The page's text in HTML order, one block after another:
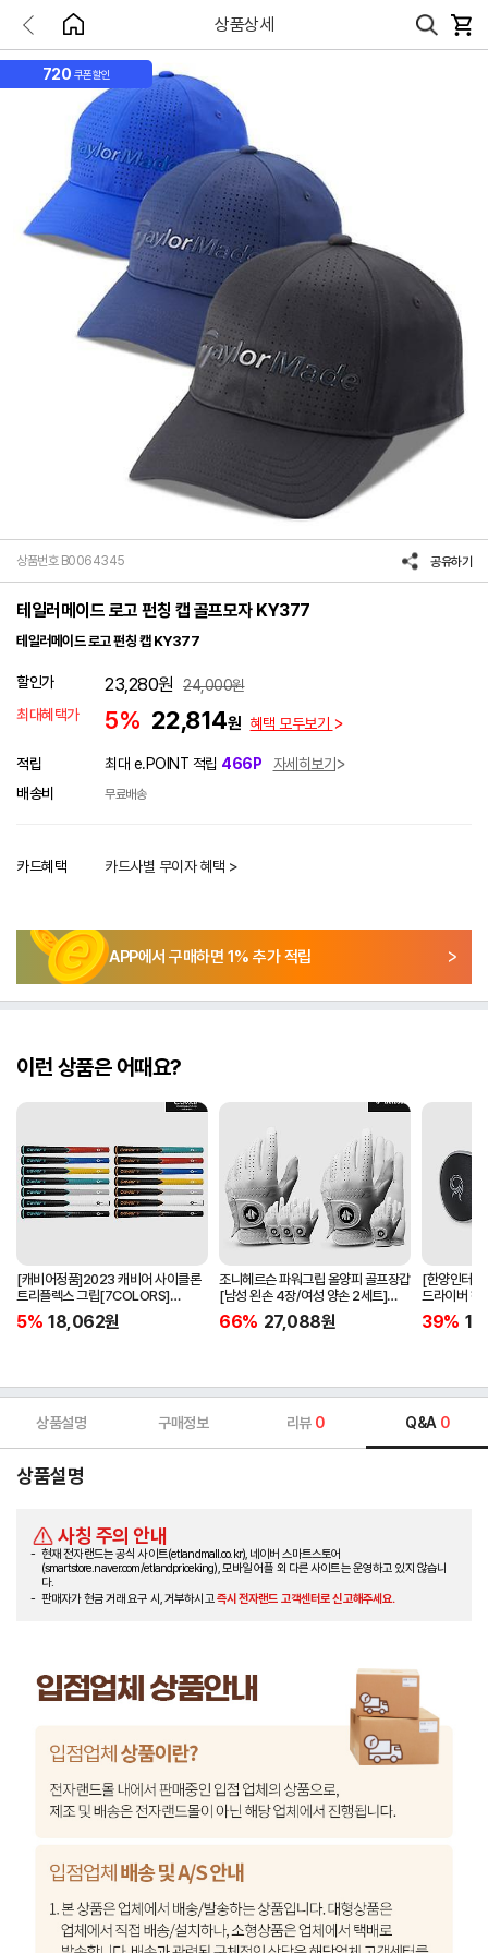
상품상세
720 쿠폰할인
상품번호 B0064345 공유하기
테일러메이드 로고 펀칭 캡 골프모자 KY377
테일러메이드 로고 펀칭 캡 KY377
할인가 23,280원 24,000원
최대혜택가
5% 22,814원 혜택 모두보기
적립 최대 e.POINT 적립 466P
자세히보기
배송비
무료배송
카드혜택 카드사별 무이자 혜택 >
APP에서 구매하면 1% 추가 적립
이런 상품은 어때요?
[캐비어정품]2023 캐비어 사이클론
트리플렉스 그립[7COLORS]
[라운드][39g/42g/46g/50g]
[R/S 토크]
5% 18,062원
조니헤르슨 파워그립 올양피 골프장갑
[남성 왼손 4장/여성 양손 2세트]
[화이트][케이스포함]
66% 27,088원
[한양인터
드라이버 헤
[HD-302]
39%
상품설명 구매정보 리뷰 0 Q&A 0
상품설명
사칭 주의 안내
현재 전자랜드는 공식 사이트(etlandmall.co.kr), 네이버 스마트스토어
(smartstore.naver.com/etlandpriceking), 모바일 어플 외 다른 사이트는 운영하고 있지 않습니
다.
판매자가 현금 거래 요구 시, 거부하시고즉시 전자랜드 고객센터로 신고해주세요.